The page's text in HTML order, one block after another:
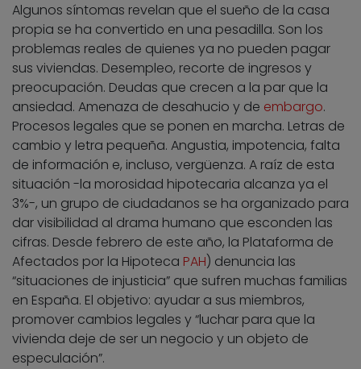
Algunos síntomas revelan que el sueño de la casa
propia se ha convertido en una pesadilla. Son los
problemas reales de quienes ya no pueden pagar
sus viviendas. Desempleo, recorte de ingresos y
preocupación. Deudas que crecen a la par que la
ansiedad. Amenaza de desahucio y de embargo.
Procesos legales que se ponen en marcha. Letras de
cambio y letra pequeña. Angustia, impotencia, falta
de información e, incluso, vergüenza. A raíz de esta
situación -la morosidad hipotecaria alcanza ya el
3%-, un grupo de ciudadanos se ha organizado para
dar visibilidad al drama humano que esconden las
cifras. Desde febrero de este año, la Plataforma de
Afectados por la Hipoteca PAH) denuncia las
“situaciones de injusticia” que sufren muchas familias
en España. El objetivo: ayudar a sus miembros,
promover cambios legales y “luchar para que la
vivienda deje de ser un negocio y un objeto de
especulación”.